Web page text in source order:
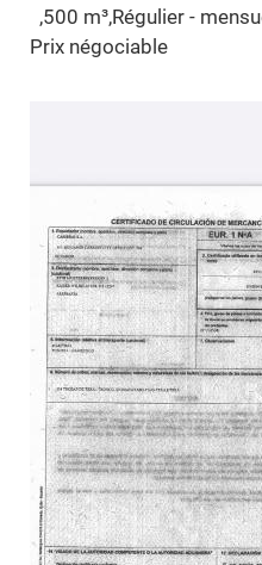
,500 m³,Régulier -
Prix négociable